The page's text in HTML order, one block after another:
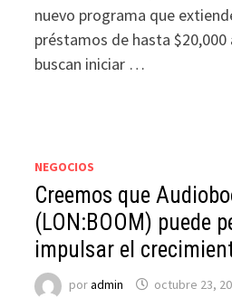
nuevo programa que
préstamos de hasta
buscan iniciar …
NEGOCIOS
Creemos que
(LON:BOOM) puede
impulsar el
poradmin octubre 23,